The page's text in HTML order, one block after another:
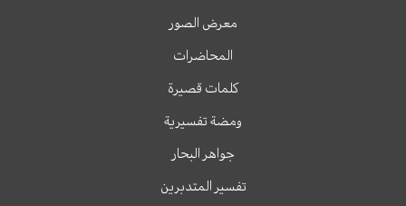
معرض الصور
المحاضرات
كلمات قصيرة
ومضة تفسيرية
جواهر البحار
تفسير المتدبرين